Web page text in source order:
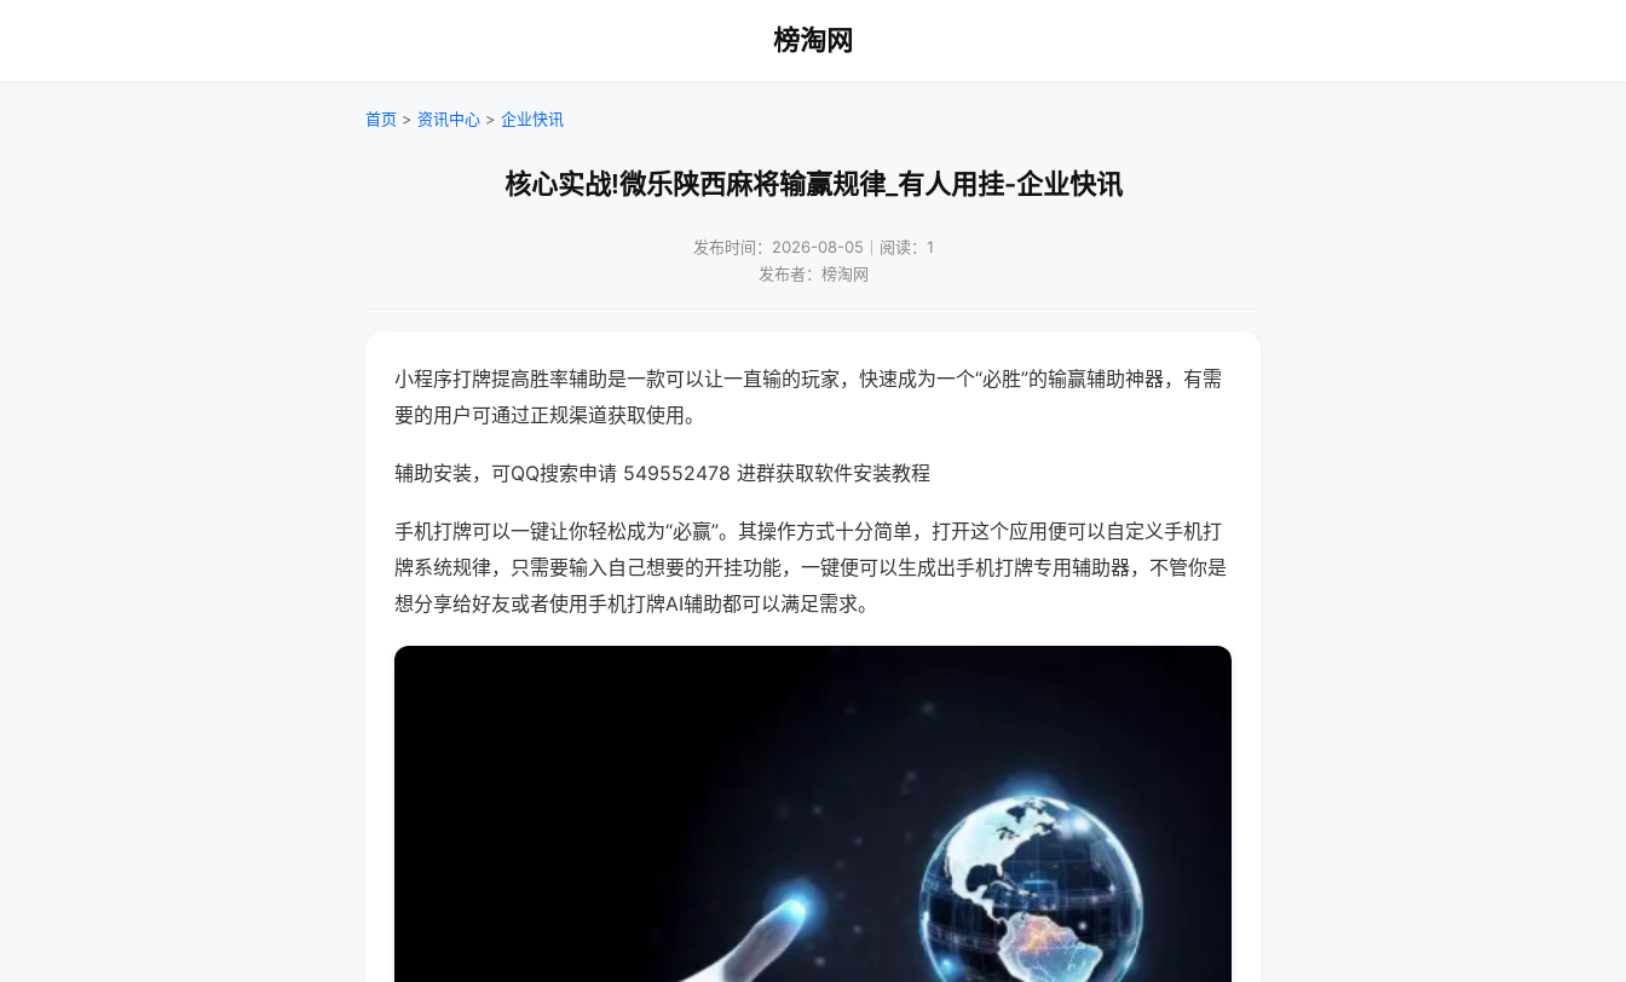
榜淘网
首页 > 资讯中心 > 企业快讯
核心实战!微乐陕西麻将输赢规律_有人用挂-企业快讯
发布时间：2026-08-05｜阅读：1
发布者：榜淘网
小程序打牌提高胜率辅助是一款可以让一直输的玩家，快速成为一个“必胜”的输赢辅助神器，有需
要的用户可通过正规渠道获取使用。
辅助安装，可QQ搜索申请 549552478 进群获取软件安装教程
手机打牌可以一键让你轻松成为“必赢”。其操作方式十分简单，打开这个应用便可以自定义手机打
牌系统规律，只需要输入自己想要的开挂功能，一键便可以生成出手机打牌专用辅助器，不管你是
想分享给好友或者使用手机打牌AI辅助都可以满足需求。